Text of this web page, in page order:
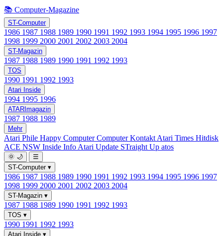
📚 Computer-Magazine
ST-Computer
1986 1987 1988 1989 1990 1991 1992 1993 1994 1995 1996 1997
1998 1999 2000 2001 2002 2003 2004
ST-Magazin
1987 1988 1989 1990 1991 1992 1993
TOS
1990 1991 1992 1993
Atari Inside
1994 1995 1996
ATARImagazin
1987 1988 1989
Mehr
Atari Phile Happy ComputerComputer Kontakt Atari Times Hitdisk
ACE NSW Inside Info Atari Update STraight Up atos
🌞 🌙
☰
ST-Computer ▾
1986 1987 1988 1989 1990 1991 1992 1993 1994 1995 1996 1997
1998 1999 2000 2001 2002 2003 2004
ST-Magazin ▾
1987 1988 1989 1990 1991 1992 1993
TOS ▾
1990 1991 1992 1993
Atari Inside ▾